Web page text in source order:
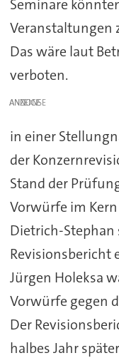
Seminare
Veranstaltungen
Das wäre laut
verboten.
ANZEIGE
in einer
der
Stand der
Vorwürfe im
Dietrich-Stephan
Revisionsbericht
Jürgen Holeksa
Vorwürfe gegen
Der
halbes Jahr